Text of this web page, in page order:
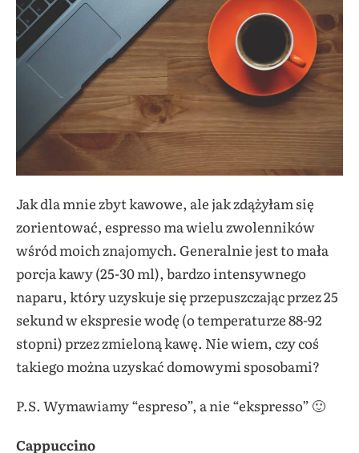
Jak dla mnie zbyt kawowe, ale jak zdążyłam się
zorientować, espresso ma wielu zwolenników
wśród moich znajomych. Generalnie jest to mała
porcja kawy (25-30 ml), bardzo intensywnego
naparu, który uzyskuje się przepuszczając przez 25
sekund w ekspresie wodę (o temperaturze 88-92
stopni) przez zmieloną kawę. Nie wiem, czy coś
takiego można uzyskać domowymi sposobami?
P.S. Wymawiamy “espreso”, a nie “ekspresso” 🙂
Cappuccino